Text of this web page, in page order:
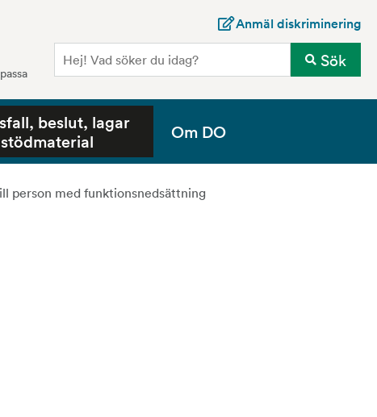
Anmäl diskriminering
Sök
beslut, lagar
Om DO
person med funktionsnedsättning